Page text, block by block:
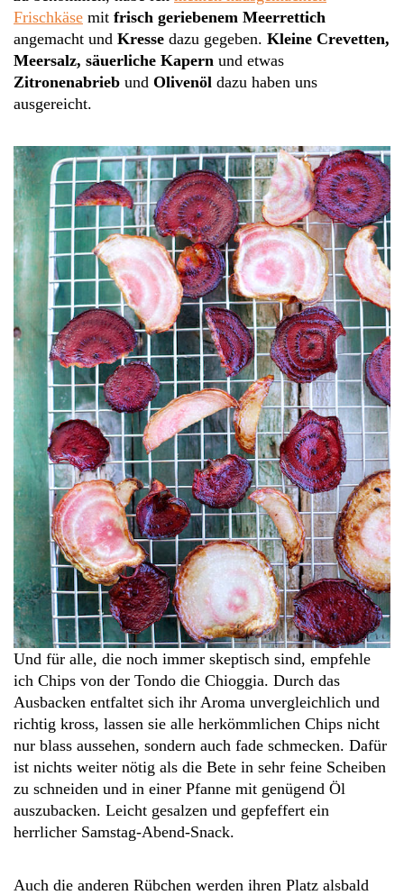
Frischkäse mit frisch geriebenem Meerrettich
angemacht und Kresse dazu gegeben. Kleine Crevetten,
Meersalz, säuerliche Kapern und etwas
Zitronenabrieb und Olivenöl dazu haben uns
ausgereicht.
Und für alle, die noch immer skeptisch sind, empfehle
ich Chips von der Tondo die Chioggia. Durch das
Ausbacken entfaltet sich ihr Aroma unvergleichlich und
richtig kross, lassen sie alle herkömmlichen Chips nicht
nur blass aussehen, sondern auch fade schmecken. Dafür
ist nichts weiter nötig als die Bete in sehr feine Scheiben
zu schneiden und in einer Pfanne mit genügend Öl
auszubacken. Leicht gesalzen und gepfeffert ein
herrlicher Samstag-Abend-Snack.
Auch die anderen Rübchen werden ihren Platz alsbald